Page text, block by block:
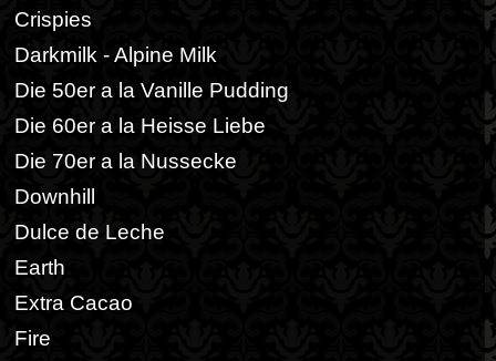
Crispies
Darkmilk - Alpine Milk
Die 50er a la Vanille Pudding
Die 60er a la Heisse Liebe
Die 70er a la Nussecke
Downhill
Dulce de Leche
Earth
Extra Cacao
Fire